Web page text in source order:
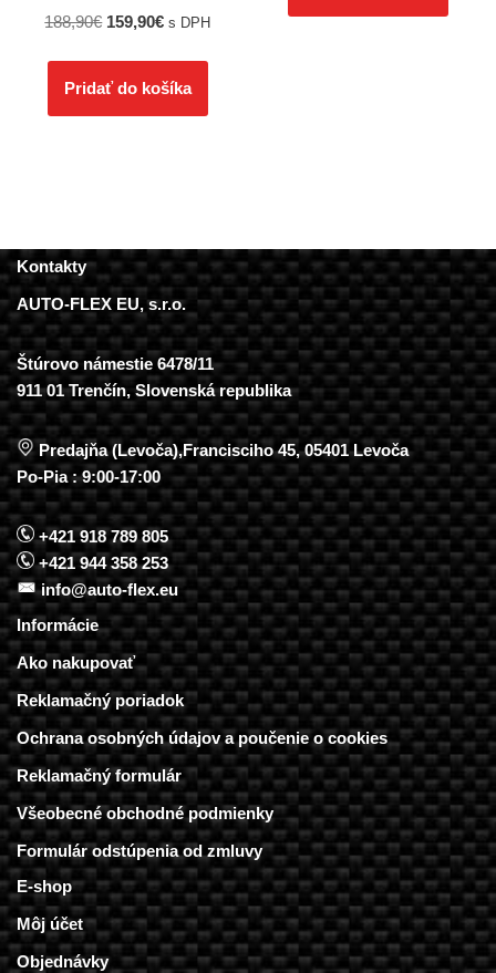
188,90€ 159,90€ s DPH
Pridať do košíka
Kontakty
AUTO-FLEX EU, s.r.o.
Štúrovo námestie 6478/11
911 01 Trenčín, Slovenská republika
Predajňa (Levoča),Francisciho 45, 05401 Levoča
Po-Pia : 9:00-17:00
+421 918 789 805
+421 944 358 253
info@auto-flex.eu
Informácie
Ako nakupovať
Reklamačný poriadok
Ochrana osobných údajov a poučenie o cookies
Reklamačný formulár
Všeobecné obchodné podmienky
Formulár odstúpenia od zmluvy
E-shop
Môj účet
Objednávky